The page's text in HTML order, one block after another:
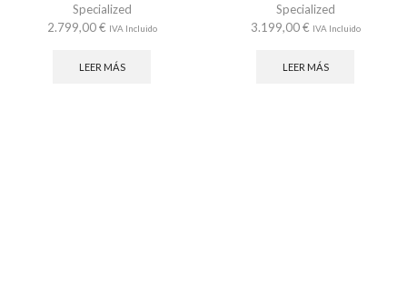
Specialized
2.799,00€ IVA Incluido
LEER MÁS
Specialized
3.199,00€ IVA Incluido
LEER MÁS